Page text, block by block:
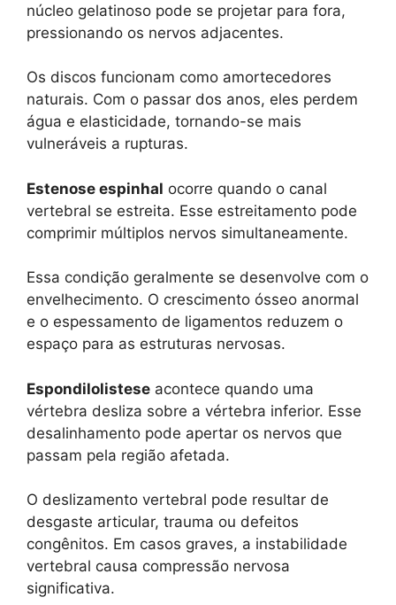
núcleo gelatinoso pode se projetar para fora,
pressionando os nervos adjacentes.
Os discos funcionam como amortecedores
naturais. Com o passar dos anos, eles perdem
água e elasticidade, tornando-se mais
vulneráveis a rupturas.
Estenose espinhal ocorre quando o canal
vertebral se estreita. Esse estreitamento pode
comprimir múltiplos nervos simultaneamente.
Essa condição geralmente se desenvolve com o
envelhecimento. O crescimento ósseo anormal
e o espessamento de ligamentos reduzem o
espaço para as estruturas nervosas.
Espondilolistese acontece quando uma
vértebra desliza sobre a vértebra inferior. Esse
desalinhamento pode apertar os nervos que
passam pela região afetada.
O deslizamento vertebral pode resultar de
desgaste articular, trauma ou defeitos
congênitos. Em casos graves, a instabilidade
vertebral causa compressão nervosa
significativa.